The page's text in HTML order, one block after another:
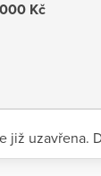
Kč
již uzavřena.